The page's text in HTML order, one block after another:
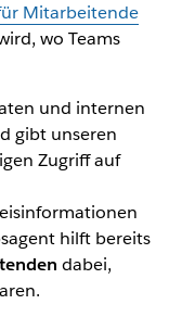
Mitarbeitende
wo Teams
und internen
gibt unseren
Zugriff auf
hilft bereits
dabei,